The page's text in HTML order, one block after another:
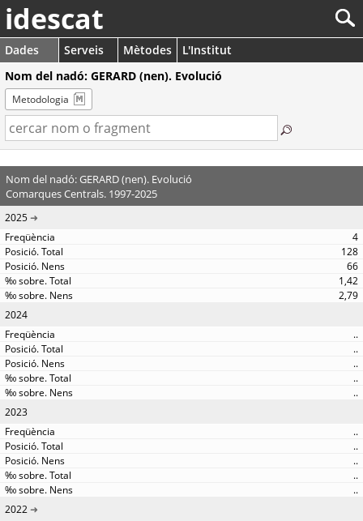
idescat
Dades Serveis Mètodes
L'Institut
Nom del nadó: GERARD (nen). Evolució
Metodologia
Nom del nadó: GERARD (nen). Evolució
Comarques Centrals. 1997-2025
2025
4
128
66
1,42
2,79
2024
..
..
..
..
..
2023
..
..
..
..
..
2022